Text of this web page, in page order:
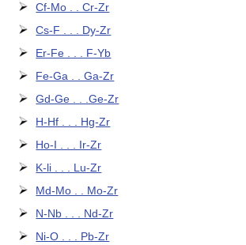
Cf-Mo . . Cr-Zr
Cs-F . . . Dy-Zr
Er-Fe . . . F-Yb
Fe-Ga . . Ga-Zr
Gd-Ge . . .Ge-Zr
H-Hf . . . Hg-Zr
Ho-I . . . Ir-Zr
K-li . . . Lu-Zr
Md-Mo . . Mo-Zr
N-Nb . . . Nd-Zr
Ni-O . . . Pb-Zr